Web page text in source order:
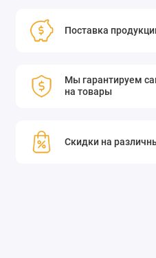
Поставка
Мы гарантируем
на товары
Скидки на